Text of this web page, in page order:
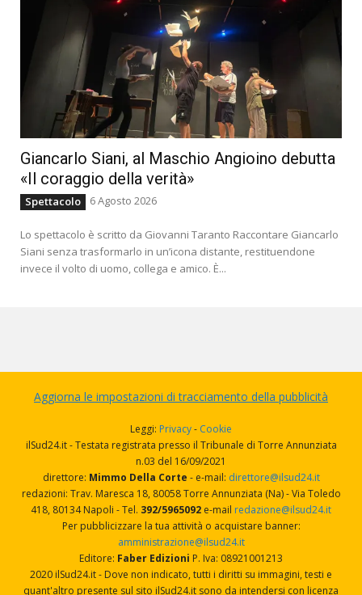
Giancarlo Siani, al Maschio Angioino debutta
«Il coraggio della verità»
Spettacolo 6 Agosto 2026
Lo spettacolo è scritto da Giovanni Taranto Raccontare Giancarlo
Siani senza trasformarlo in un’icona distante, restituendone
invece il volto di uomo, collega e amico. È...
Aggiorna le impostazioni di tracciamento della pubblicità
Leggi: Privacy- Cookie
ilSud24.it - Testata registrata presso il Tribunale di Torre Annunziata
n.03 del 16/09/2021
direttore: Mimmo Della Corte - e-mail: direttore@ilsud24.it
redazioni: Trav. Maresca 18, 80058 Torre Annunziata (Na) - Via Toledo
418, 80134 Napoli - Tel. 392/5965092 e-mail redazione@ilsud24.it
Per pubblicizzare la tua attività o acquistare banner:
amministrazione@ilsud24.it
Editore: Faber Edizioni P. Iva: 08921001213
2020 ilSud24.it - Dove non indicato, tutti i diritti su immagini, testi e
quant'altro presente sul sito ilSud24.it sono da intendersi con licenza